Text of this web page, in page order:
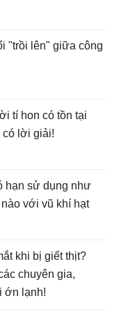
"trồi lên" giữa công
tí hon có tồn tại
có lời giải!
hạn sử dụng như
với vũ khí hạt
khi bị giết thịt?
chuyên gia,
ớn lạnh!